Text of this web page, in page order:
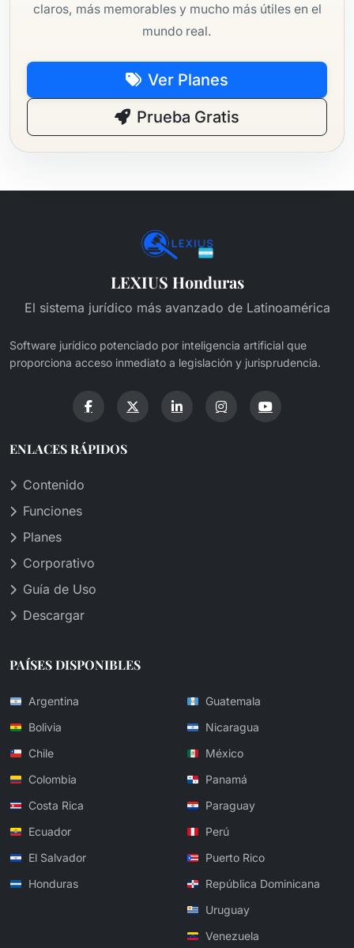
claros, más memorables y mucho más útiles en el
mundo real.
Ver Planes
Prueba Gratis
LEXIUS Honduras
El sistema jurídico más avanzado de Latinoamérica
Software jurídico potenciado por inteligencia artificial que
proporciona acceso inmediato a legislación y jurisprudencia.
ENLACES RÁPIDOS
Contenido
Funciones
Planes
Corporativo
Guía de Uso
Descargar
PAÍSES DISPONIBLES
Argentina
Bolivia
Chile
Colombia
Costa Rica
Ecuador
El Salvador
Honduras
Guatemala
Nicaragua
México
Panamá
Paraguay
Perú
Puerto Rico
República Dominicana
Uruguay
Venezuela